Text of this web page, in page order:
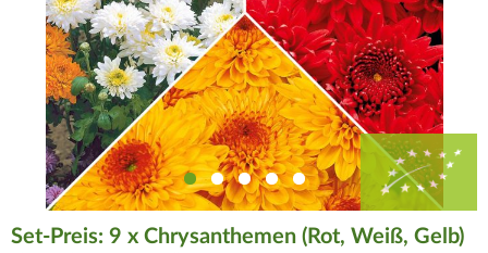
Set-Preis: 9 x Chrysanthemen (Rot, Weiß, Gelb)